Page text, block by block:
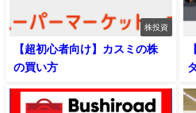
株投資
【超初心者向け】カスミの株
の買い方